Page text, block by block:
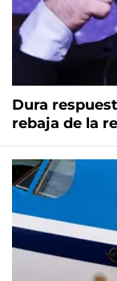
Dura
rebaja de la